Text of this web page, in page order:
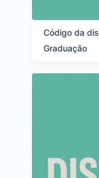
Código da
Graduação